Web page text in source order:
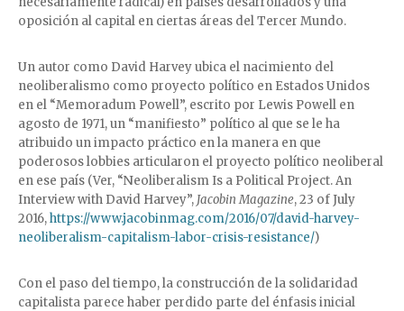
oposición al capital en ciertas áreas del Tercer Mundo.
Un autor como David Harvey ubica el nacimiento del
neoliberalismo como proyecto político en Estados Unidos
en el “Memoradum Powell”, escrito por Lewis Powell en
agosto de 1971, un “manifiesto” político al que se le ha
atribuido un impacto práctico en la manera en que
poderosos lobbies articularon el proyecto político neoliberal
en ese país (Ver, “Neoliberalism Is a Political Project. An
Interview with David Harvey”, Jacobin Magazine, 23 of July
2016,https://www.jacobinmag.com/2016/07/david-harvey-
neoliberalism-capitalism-labor-crisis-resistance/)
Con el paso del tiempo, la construcción de la solidaridad
capitalista parece haber perdido parte del énfasis inicial